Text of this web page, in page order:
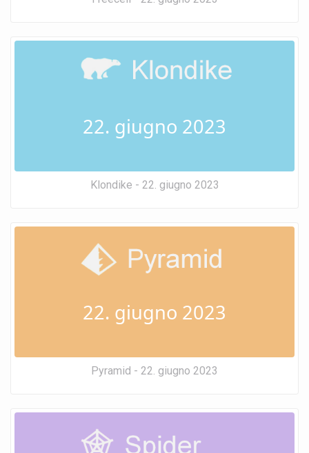
22. giugno 2023
Klondike - 22. giugno 2023
22. giugno 2023
Pyramid - 22. giugno 2023